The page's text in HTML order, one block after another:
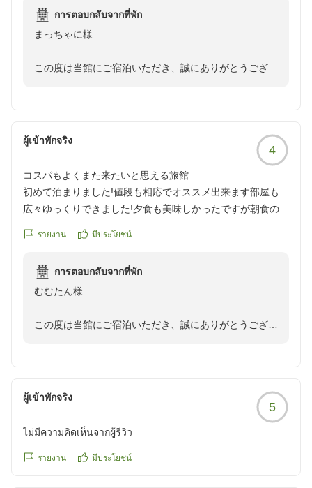
いても見直しを行い、どのスタッフがご担当しても安心
してお過ごしいただける接客ができるよう努めてまいり
ます。
また、お刺身につきましてもご期待に添えず、心苦しく
このたびは貴重なご意見をお寄せいただき、誠にありが
いただいたお声を今後の改善に活かし、より快適にお過
การตอบกลับจากที่พัก
まっちゃに様
この度は当館にご宿泊いただき、誠にありがとうござい
料理やサービスにつきまして、温かいお言葉を頂戴し、
スタッフ一同大変ありがたく拝読いたしました。
お料理につきましても「とても美味しかった」とのお言
葉をいただき、調理場にとって何よりの励みでございま
旬の食材を使用し、一品一品心を込めてご用意しており
す。
りがとうございます。
これからも、お越しいただくすべてのお客様に「来て良
かった」と感じていただける宿であり続けられるよう、
スタッフ一同心を込めたおもてなしに努めてまいりま
ผู้เข้าพักจริง
4
コスパもよくまた来たいと思える旅館
初めて泊まりました!値段も相応でオススメ出来ます部屋も
広々ゆっくりできました!夕食も美味しかったですが朝食の方
るのがいいなと思いました!女将が挨拶に来てくださりとても
足音が気になります!階段を昇り降りする音なのか廊下なのか
分かりませんが少し気になりました!また、貸切風呂の設備は
蓋が置いてあったり、、、見えない方がいいかなと思いまし
reviewId=33123478112960
รายงาน มีประโยชน์
การตอบกลับจากที่พัก
むむたん様
この度は当館にご宿泊いただき、誠にありがとうござい
「また来たいと思える旅館」とのお言葉を頂戴し、大変
光栄に存じます。
お部屋でゆっくりとお過ごしいただき、お食事につきま
してもご満足いただけたとのこと、何よりでございま
ผู้เข้าพักจริง
5
ไม่มีความคิดเห็นจากผู้รีวิว
รายงาน มีประโยชน์